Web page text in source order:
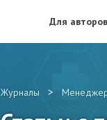
Для авторов
Журналы >